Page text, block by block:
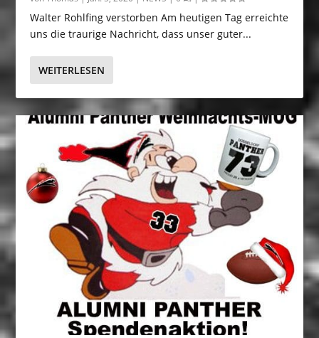
Walter Rohlfing verstorben Am heutigen Tag erreichte
uns die traurige Nachricht, dass unser guter...
WEITERLESEN